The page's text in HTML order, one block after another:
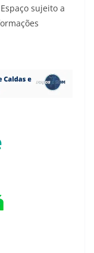
sujeito a